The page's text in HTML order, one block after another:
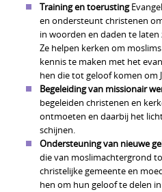
Training en toerusting
en ondersteunt christenen
in woorden en daden te laten
Ze helpen kerken om
kennis te maken met het
hen die tot geloof komen om
Begeleiding van missionair
begeleiden christenen en
ontmoeten en daarbij het
schijnen.
Ondersteuning van nieuwe
die van moslimachtergrond
christelijke gemeente en
hen om hun geloof te delen